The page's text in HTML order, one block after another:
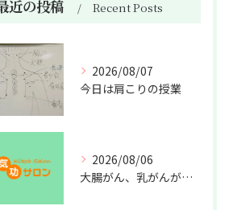
近の投稿 Recent Posts
2026/08/07
今日は肩こりの授業
2026/08/06
大腸がん、乳がんが増えた理由